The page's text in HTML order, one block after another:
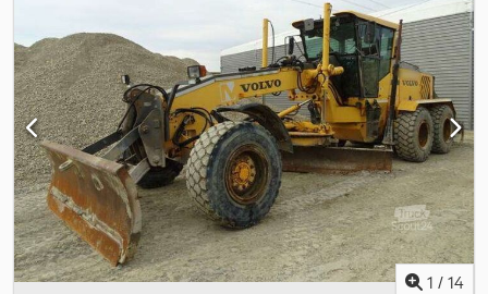
Műszaki adatok Súlya 26500 kg 6 hengeres motor 200 LE 4×4
Központi kenés Légkondicionált kabin Djdpfjzrfx Hjx Am Asck
Rádió Hidrosztatikus sebességváltó Műszaki és vizuális állapota
kiváló
1 / 14